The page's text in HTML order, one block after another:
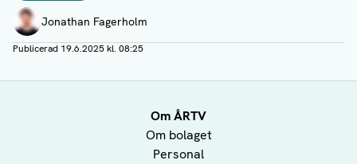
Författare
Jonathan Fagerholm
Publicerad 19.6.2025 kl. 08:25
Om ÅRTV
Om bolaget
Personal